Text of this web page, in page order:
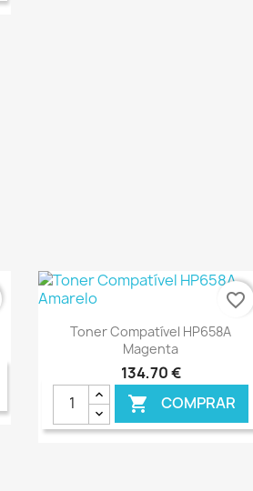
Ver+
Toner Compatível HP658A
Magenta
134,70 €
 COMPRAR
favorite_border